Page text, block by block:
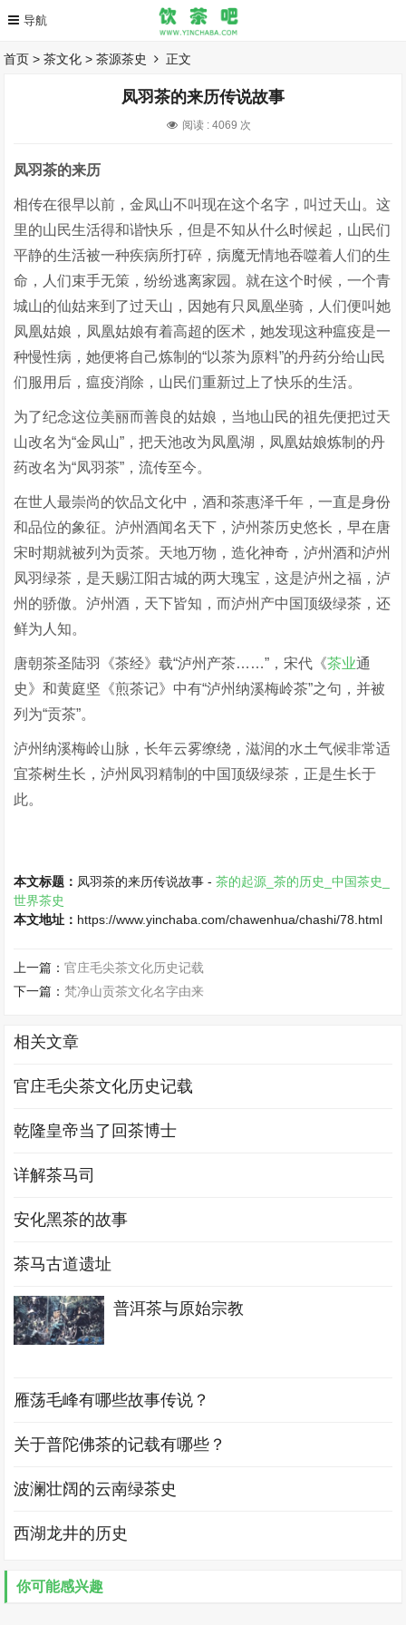
首页 >茶文化 >茶源茶史 正文
凤羽茶的来历传说故事
阅读 :4069 次
凤羽茶的来历
相传在很早以前，金凤山不叫现在这个名字，叫过天山。这
里的山民生活得和谐快乐，但是不知从什么时候起，山民们
平静的生活被一种疾病所打碎，病魔无情地吞噬着人们的生
命，人们束手无策，纷纷逃离家园。就在这个时候，一个青
城山的仙姑来到了过天山，因她有只凤凰坐骑，人们便叫她
凤凰姑娘，凤凰姑娘有着高超的医术，她发现这种瘟疫是一
种慢性病，她便将自己炼制的“以茶为原料”的丹药分给山民
们服用后，瘟疫消除，山民们重新过上了快乐的生活。
为了纪念这位美丽而善良的姑娘，当地山民的祖先便把过天
山改名为“金凤山”，把天池改为凤凰湖，凤凰姑娘炼制的丹
药改名为“凤羽茶”，流传至今。
在世人最崇尚的饮品文化中，酒和茶惠泽千年，一直是身份
和品位的象征。泸州酒闻名天下，泸州茶历史悠长，早在唐
宋时期就被列为贡茶。天地万物，造化神奇，泸州酒和泸州
凤羽绿茶，是天赐江阳古城的两大瑰宝，这是泸州之福，泸
州的骄傲。泸州酒，天下皆知，而泸州产中国顶级绿茶，还
鲜为人知。
唐朝茶圣陆羽《茶经》载“泸州产茶……”，宋代《茶业通
史》和黄庭坚《煎茶记》中有“泸州纳溪梅岭茶”之句，并被
列为“贡茶”。
泸州纳溪梅岭山脉，长年云雾缭绕，滋润的水土气候非常适
宜茶树生长，泸州凤羽精制的中国顶级绿茶，正是生长于
此。
本文标题： 凤羽茶的来历传说故事 -茶的起源_茶的历史_中国茶史_
世界茶史
本文地址： https://www.yinchaba.com/chawenhua/chashi/78.html
上一篇：官庄毛尖茶文化历史记载
下一篇：梵净山贡茶文化名字由来
相关文章
官庄毛尖茶文化历史记载
乾隆皇帝当了回茶博士
详解茶马司
安化黑茶的故事
茶马古道遗址
普洱茶与原始宗教
雁荡毛峰有哪些故事传说？
关于普陀佛茶的记载有哪些？
波澜壮阔的云南绿茶史
西湖龙井的历史
你可能感兴趣